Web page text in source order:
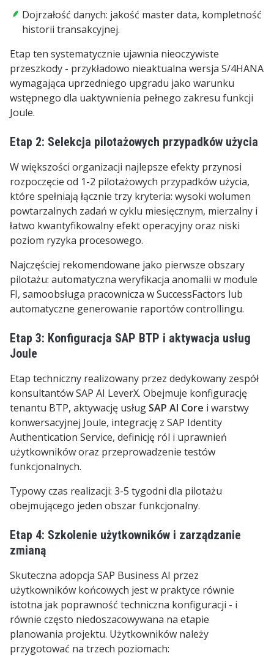
Dojrzałość danych: jakość master data, kompletność
historii transakcyjnej.
Etap ten systematycznie ujawnia nieoczywiste
przeszkody - przykładowo nieaktualna wersja S/4HANA
wymagająca uprzedniego upgradu jako warunku
wstępnego dla uaktywnienia pełnego zakresu funkcji
Joule.
Etap 2: Selekcja pilotażowych przypadków użycia
W większości organizacji najlepsze efekty przynosi
rozpoczęcie od 1-2 pilotażowych przypadków użycia,
które spełniają łącznie trzy kryteria: wysoki wolumen
powtarzalnych zadań w cyklu miesięcznym, mierzalny i
łatwo kwantyfikowalny efekt operacyjny oraz niski
poziom ryzyka procesowego.
Najczęściej rekomendowane jako pierwsze obszary
pilotażu: automatyczna weryfikacja anomalii w module
FI, samoobsługa pracownicza w SuccessFactors lub
automatyczne generowanie raportów controllingu.
Etap 3: Konfiguracja SAP BTP i aktywacja usług
Joule
Etap techniczny realizowany przez dedykowany zespół
konsultantów SAP AI LeverX. Obejmuje konfigurację
tenantu BTP, aktywację usług SAP AI Core i warstwy
konwersacyjnej Joule, integrację z SAP Identity
Authentication Service, definicję ról i uprawnień
użytkowników oraz przeprowadzenie testów
funkcjonalnych.
Typowy czas realizacji: 3-5 tygodni dla pilotażu
obejmującego jeden obszar funkcjonalny.
Etap 4: Szkolenie użytkowników i zarządzanie
zmianą
Skuteczna adopcja SAP Business AI przez
użytkowników końcowych jest w praktyce równie
istotna jak poprawność techniczna konfiguracji - i
równie często niedoszacowywana na etapie
planowania projektu. Użytkowników należy
przygotować na trzech poziomach: